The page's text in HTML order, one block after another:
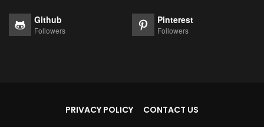
Github
Followers
Pinterest
Followers
PRIVACY POLICY CONTACT US